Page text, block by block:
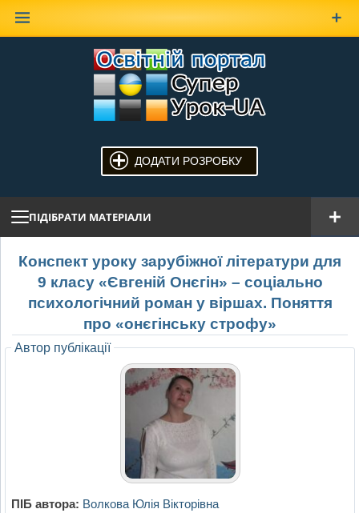
ДОДАТИ РОЗРОБКУ
ПІДІБРАТИ МАТЕРІАЛИ
Конспект уроку зарубіжної літератури для
9 класу «Євгеній Онєгін» – соціально
психологічний роман у віршах. Поняття
про «онєгінську строфу»
Автор публікації
ПІБ автора: Волкова Юлія Вікторівна